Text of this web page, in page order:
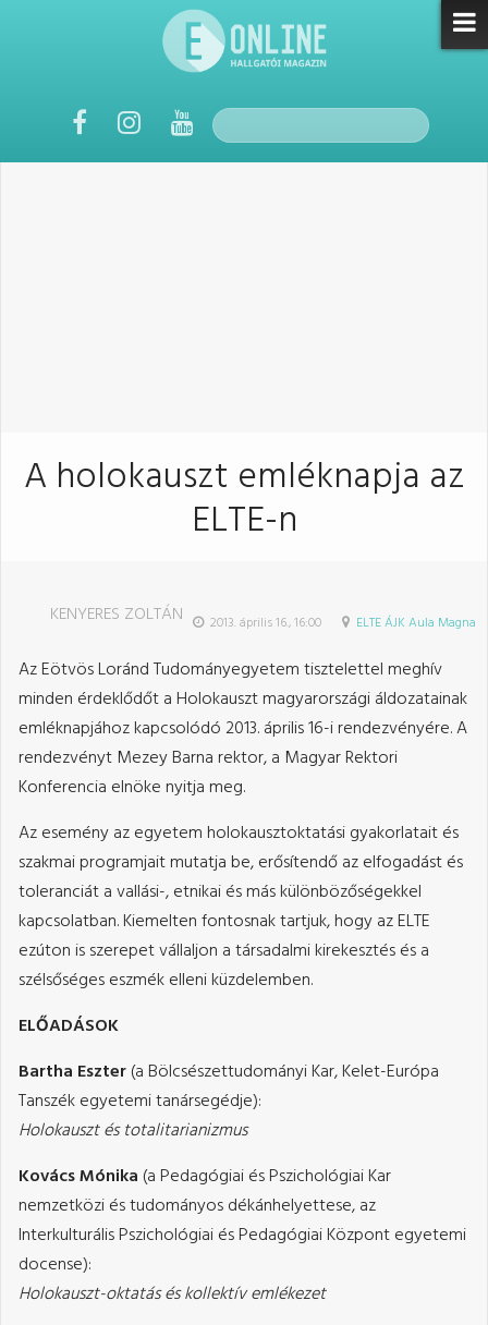
A holokauszt emléknapja az
ELTE-n
KENYERES ZOLTÁN 2013. április 16., 16:00 ELTE ÁJK Aula Magna
Az Eötvös Loránd Tudományegyetem tisztelettel meghív
minden érdeklődőt a Holokauszt magyarországi áldozatainak
emléknapjához kapcsolódó 2013. április 16-i rendezvényére. A
rendezvényt Mezey Barna rektor, a Magyar Rektori
Konferencia elnöke nyitja meg.
Az esemény az egyetem holokausztoktatási gyakorlatait és
szakmai programjait mutatja be, erősítendő az elfogadást és
toleranciát a vallási-, etnikai és más különbözőségekkel
kapcsolatban. Kiemelten fontosnak tartjuk, hogy az ELTE
ezúton is szerepet vállaljon a társadalmi kirekesztés és a
szélsőséges eszmék elleni küzdelemben.
ELŐADÁSOK
Bartha Eszter(a Bölcsészettudományi Kar, Kelet-Európa
Tanszék egyetemi tanársegédje):
Holokauszt és totalitarianizmus
Kovács Mónika (a Pedagógiai és Pszichológiai Kar
nemzetközi és tudományos dékánhelyettese, az
Interkulturális Pszichológiai és Pedagógiai Központ egyetemi
docense):
Holokauszt-oktatás és kollektív emlékezet